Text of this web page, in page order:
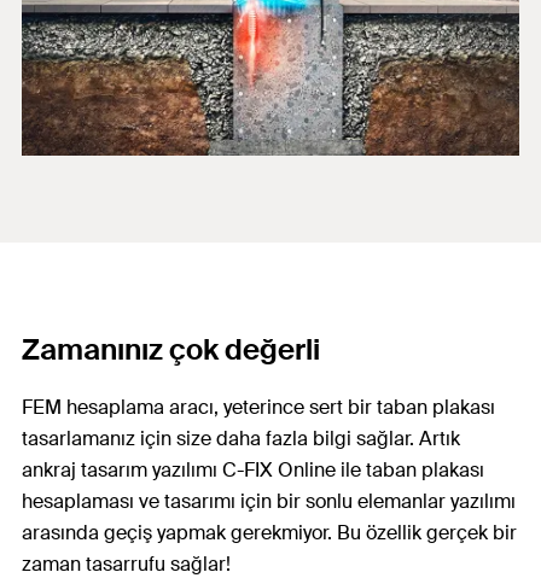
Zamanınız çok değerli
FEM hesaplama aracı, yeterince sert bir taban plakası
tasarlamanız için size daha fazla bilgi sağlar. Artık
ankraj tasarım yazılımı C-FIX Online ile taban plakası
hesaplaması ve tasarımı için bir sonlu elemanlar yazılımı
arasında geçiş yapmak gerekmiyor. Bu özellik gerçek bir
zaman tasarrufu sağlar!